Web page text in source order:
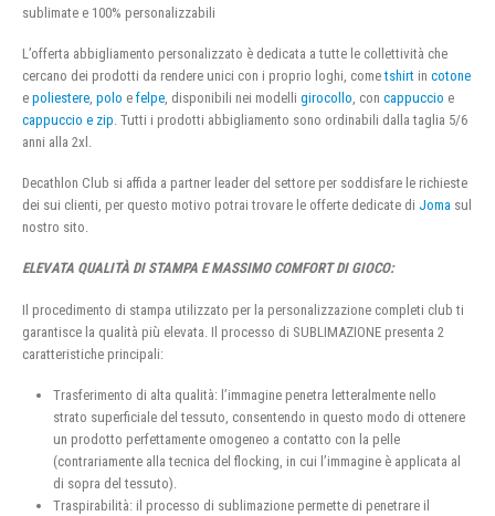
sublimate e 100% personalizzabili
L’offerta abbigliamento personalizzato è dedicata a tutte le collettività che
cercano dei prodotti da rendere unici con i proprio loghi, cometshirt in cotone
e poliestere polo e felpe , disponibili nei modelli girocollo , con cappuccio e
cappuccio e zip . Tutti i prodotti abbigliamento sono ordinabili dalla taglia 5/6
anni alla 2xl.
Decathlon Club si affida a partner leader del settore per soddisfare le richieste
dei sui clienti, per questo motivo potrai trovare le offerte dedicate di Joma sul
nostro sito.
ELEVATA QUALITÀ DI STAMPA E MASSIMO COMFORT DI GIOCO:
Il procedimento di stampa utilizzato per la personalizzazione completi club ti
garantisce la qualità più elevata. Il processo di SUBLIMAZIONE presenta 2
caratteristiche principali:
Trasferimento di alta qualità: l’immagine penetra letteralmente nello
strato superficiale del tessuto, consentendo in questo modo di ottenere
un prodotto perfettamente omogeneo a contatto con la pelle
(contrariamente alla tecnica del flocking, in cui l’immagine è applicata al
di sopra del tessuto).
Traspirabilità: il processo di sublimazione permette di penetrare il